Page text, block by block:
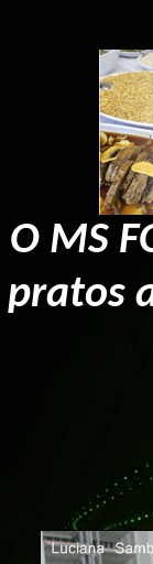
O MS
pratos